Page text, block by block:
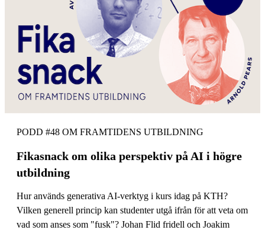
PODD #48 OM FRAMTIDENS UTBILDNING
Fikasnack om olika perspektiv på AI i högre
utbildning
Hur används generativa AI-verktyg i kurs idag på KTH?
Vilken generell princip kan studenter utgå ifrån för att veta om
vad som anses som "fusk"? Johan Flid fridell och Joakim